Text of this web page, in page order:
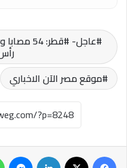
موقع مصر الآن الاخباري
فيسبوك لينكدإن